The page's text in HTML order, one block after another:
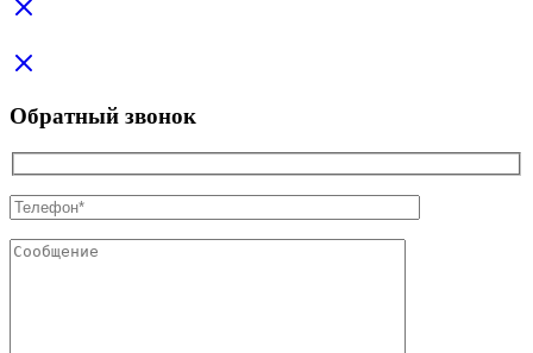
Обратный звонок